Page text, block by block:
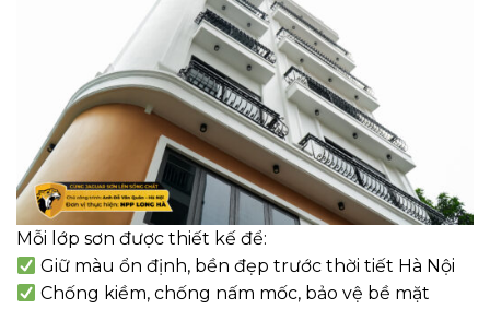
Mỗi lớp sơn được thiết kế để:
Giữ màu ổn định, bền đẹp trước thời tiết Hà Nội
Chống kiềm, chống nấm mốc, bảo vệ bề mặt